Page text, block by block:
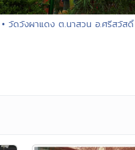
• วัดวังผาแดง ต.นาสวน อ.ศรีสวัส